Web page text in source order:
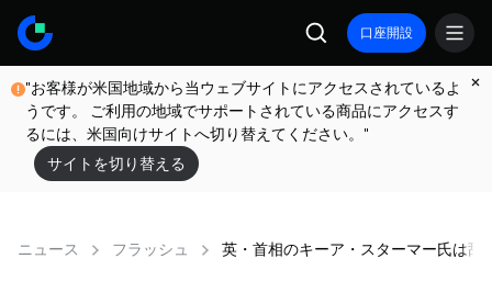
口座開設
"お客様が米国地域から当ウェブサイトにアクセスされているよ
うです。 ご利用の地域でサポートされている商品にアクセスす
るには、米国向けサイトへ切り替えてください。"
サイトを切り替える
ニュース フラッシュ 英・首相のキーア・スターマー氏は